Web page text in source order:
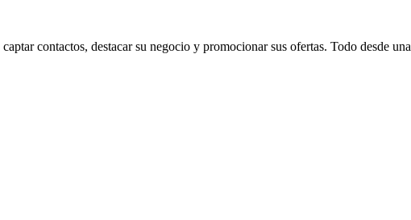
contactos, destacar su negocio y promocionar sus ofertas. Todo desde